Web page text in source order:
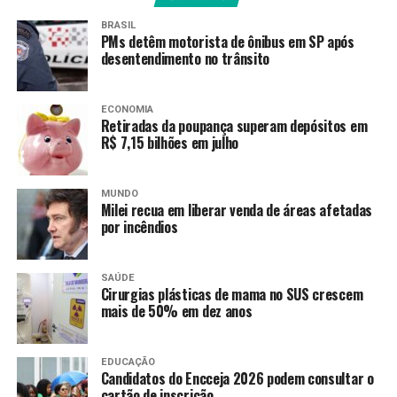
Faculdade de Direito de
Recife, mas continuo como
um aluno do século XIX:
tendo que sentar e ler”.
Como professor, lembrou que os educadores
precisam desenvolver habilidades para solucionar
problemas inéditos.
“Pela primeira vez na
história, meus alunos
sabem mais do que eu.
Você, professor, já pediu
ajuda a um adolescente
BRASIL
PMs detêm motorista de ônibus em SP após
desentendimento no trânsito
ECONOMIA
Retiradas da poupança superam depósitos em
R$ 7,15 bilhões em julho
MUNDO
Milei recua em liberar venda de áreas afetadas
por incêndios
SAÚDE
Cirurgias plásticas de mama no SUS crescem
mais de 50% em dez anos
EDUCAÇÃO
Candidatos do Encceja 2026 podem consultar o